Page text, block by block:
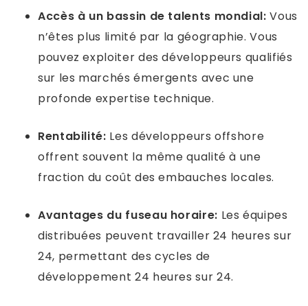
Accès à un bassin de talents mondial:Vous
n’êtes plus limité par la géographie. Vous
pouvez exploiter des développeurs qualifiés
sur les marchés émergents avec une
profonde expertise technique.
Rentabilité: Les développeurs offshore
offrent souvent la même qualité à une
fraction du coût des embauches locales.
Avantages du fuseau horaire: Les équipes
distribuées peuvent travailler 24 heures sur
24, permettant des cycles de
développement 24 heures sur 24.